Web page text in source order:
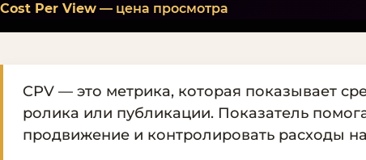
Cost Per View — цена просмотра
CPV — это метрика, которая показывает
ролика или публикации. Показатель
продвижение и контролировать расходы